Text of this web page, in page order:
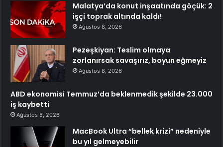
Malatya’da konut inşaatında göçük: 2
işçi toprak altında kaldı!
Ağustos 8, 2026
Pezeşkiyan: Teslim olmaya
zorlanırsak savaşırız, boyun eğmeyiz
Ağustos 8, 2026
ABD ekonomisi Temmuz’da beklenmedik şekilde 23.000
iş kaybetti
Ağustos 8, 2026
MacBook Ultra “bellek krizi” nedeniyle
bu yıl gelmeyebilir